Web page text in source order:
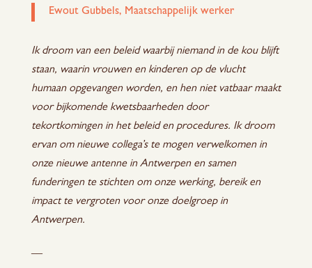
Ewout Gubbels, Maatschappelijk werker
Ik droom van een beleid waarbij niemand in de kou blijft
staan, waarin vrouwen en kinderen op de vlucht
humaan opgevangen worden, en hen niet vatbaar maakt
voor bijkomende kwetsbaarheden door
tekortkomingen in het beleid en procedures. Ik droom
ervan om nieuwe collega’s te mogen verwelkomen in
onze nieuwe antenne in Antwerpen en samen
funderingen te stichten om onze werking, bereik en
impact te vergroten voor onze doelgroep in
Antwerpen.